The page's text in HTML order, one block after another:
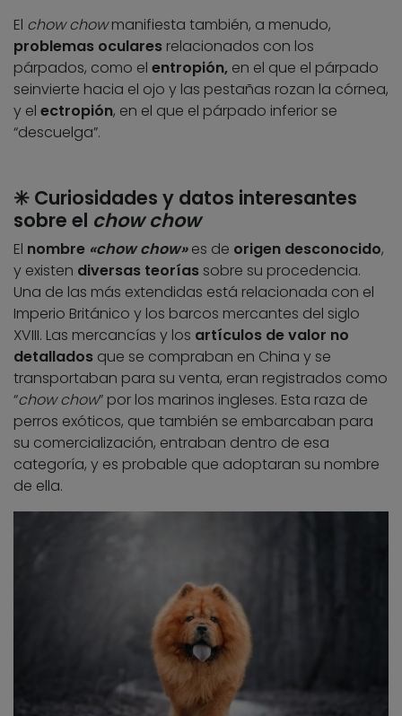
El chow chowmanifiesta también, a menudo,
problemas oculares relacionados con los
párpados, como el entropión, en el que el párpado
seinvierte hacia el ojo y las pestañas rozan la córnea,
y el ectropión, en el que el párpado inferior se
“descuelga”.
✳️ Curiosidades y datos interesantes
sobre el chow chow
El nombre «chow chow» es de origen desconocido,
y existen diversas teorías sobre su procedencia.
Una de las más extendidas está relacionada con el
Imperio Británico y los barcos mercantes del siglo
XVIII. Las mercancías y los artículos de valor no
detallados que se compraban en China y se
transportaban para su venta, eran registrados como
“chow chow” por los marinos ingleses. Esta raza de
perros exóticos, que también se embarcaban para
su comercialización, entraban dentro de esa
categoría, y es probable que adoptaran su nombre
de ella.